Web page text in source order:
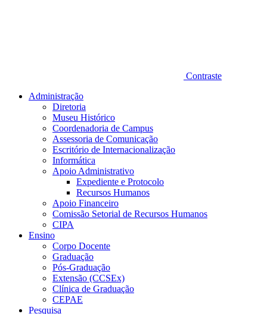
Contraste
Administração
Diretoria
Museu Histórico
Coordenadoria de Campus
Assessoria de Comunicação
Escritório de Internacionalização
Informática
Apoio Administrativo
Expediente e Protocolo
Recursos Humanos
Apoio Financeiro
Comissão Setorial de Recursos Humanos
CIPA
Ensino
Corpo Docente
Graduação
Pós-Graduação
Extensão (CCSEx)
Clínica de Graduação
CEPAE
Pesquisa